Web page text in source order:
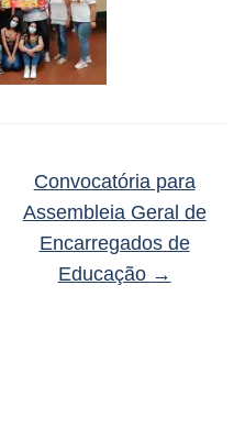
Convocatória para
Assembleia Geral de
Encarregados de
Educação →